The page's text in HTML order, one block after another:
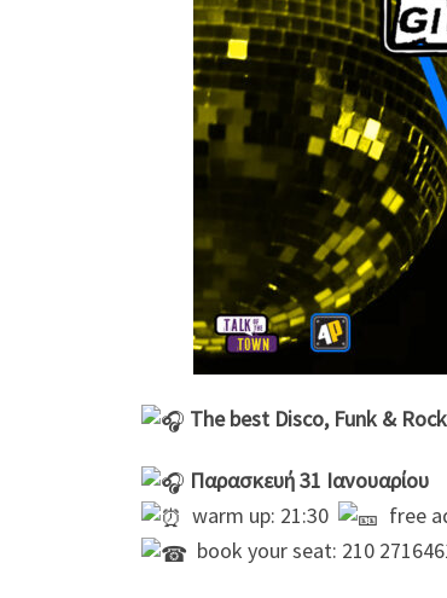
The best Disco, Funk &
Παρασκευή 31 Iανουαρίου
warm up: 21:30
free
book your seat: 210